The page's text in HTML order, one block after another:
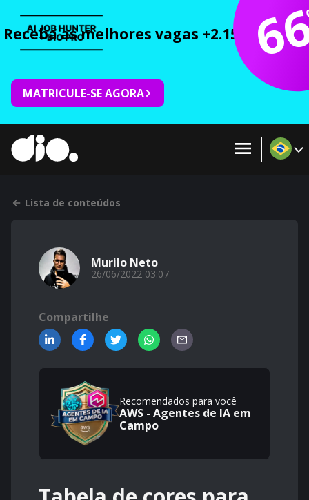
Receba as melhores vagas +2.150 cursos
MATRICULE-SE AGORA
Lista de conteúdos
Murilo Neto
26/06/2022 03:07
Compartilhe
Recomendados para você
AWS - Agentes de IA em
Campo